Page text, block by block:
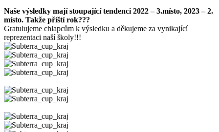
Naše výsledky mají stoupající tendenci 2022 – 3.místo, 2023 – 2.
místo. Takže příští rok???
Gratulujeme chlapcům k výsledku a děkujeme za vynikající
reprezentaci naší školy!!!